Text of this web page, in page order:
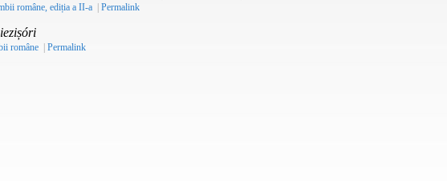
române, ediția a II-a | Permalink
iezișóri
române | Permalink